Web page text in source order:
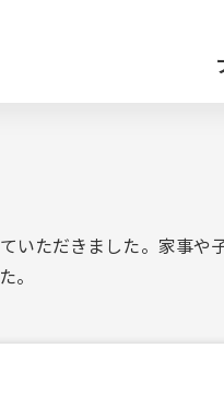
いただきました。家事
。